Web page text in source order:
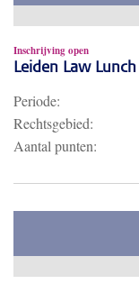
Inschrijving open
Leiden Law
Periode:
Rechtsgebied:
Aantal punten: